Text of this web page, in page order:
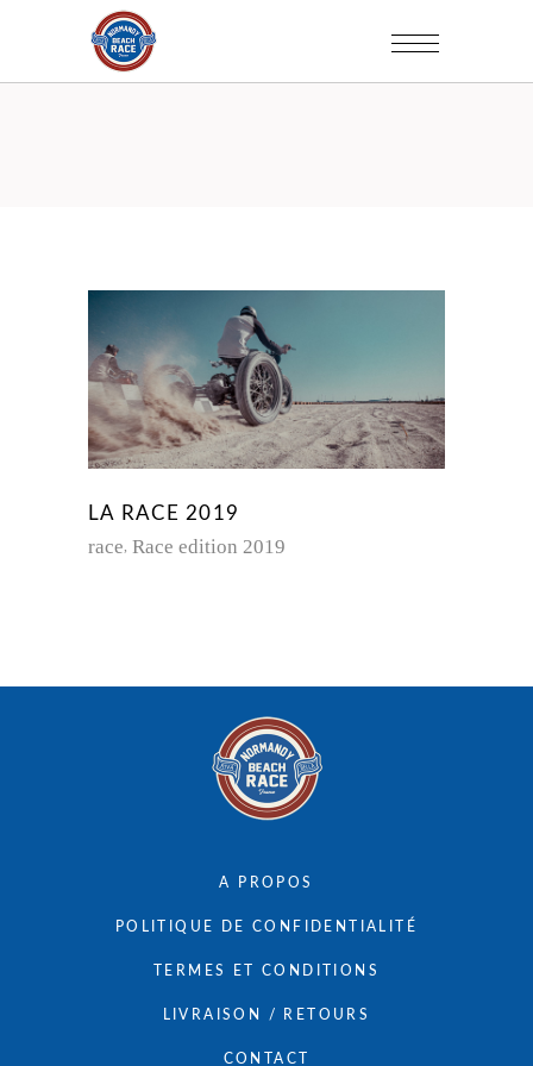
LA RACE 2019
race Race edition 2019
A PROPOS
POLITIQUE DE CONFIDENTIALITÉ
TERMES ET CONDITIONS
LIVRAISON / RETOURS
CONTACT